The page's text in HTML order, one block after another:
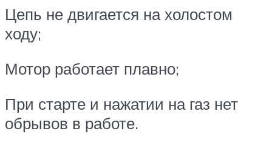
Цепь не двигается на холостом
ходу;
Мотор работает плавно;
При старте и нажатии на газ нет
обрывов в работе.